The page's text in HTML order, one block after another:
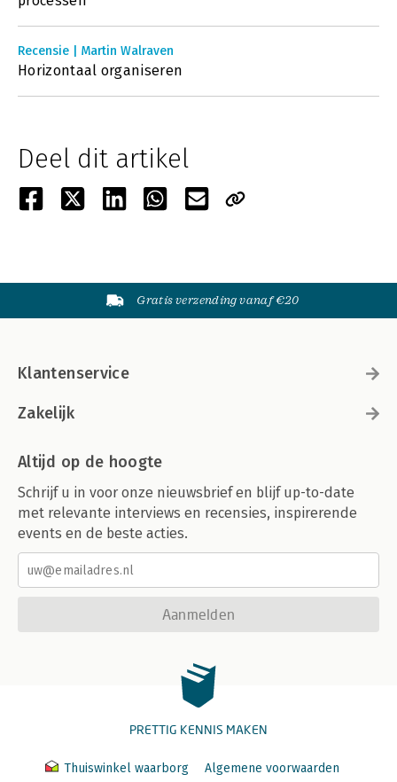
Recensie | Martin Walraven
Horizontaal organiseren
Deel dit artikel
Gratis verzending vanaf €20
Klantenservice
Zakelijk
Altijd op de hoogte
Schrijf u in voor onze nieuwsbrief en blijf up-to-date
met relevante interviews en recensies, inspirerende
events en de beste acties.
Aanmelden
PRETTIG KENNIS MAKEN
Thuiswinkel waarborg Algemene voorwaarden